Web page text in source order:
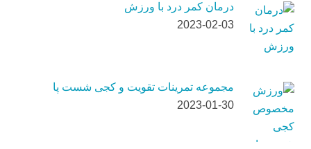
درمان کمر درد با ورزش
2023-02-03
مجموعه تمرینات تقویت و کجی شست پا
2023-01-30